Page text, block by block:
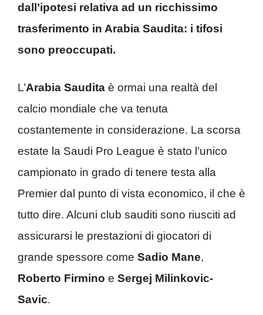
dall’ipotesi relativa ad un ricchissimo
trasferimento in Arabia Saudita: i tifosi
sono preoccupati.
L’Arabia Saudita è ormai una realtà del
calcio mondiale che va tenuta
costantemente in considerazione. La scorsa
estate la Saudi Pro League è stato l’unico
campionato in grado di tenere testa alla
Premier dal punto di vista economico, il che è
tutto dire. Alcuni club sauditi sono riusciti ad
assicurarsi le prestazioni di giocatori di
grande spessore come Sadio Mane,
Roberto Firmino e Sergej Milinkovic-
Savic.